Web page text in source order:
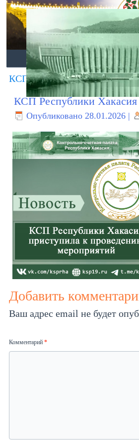
ГЛАВНАЯ О
КСП Республики Хакасия
КСП Республики
Опубликовано 28.01.2026 |
Добавить
Ваш адрес email не будет
Комментарий*